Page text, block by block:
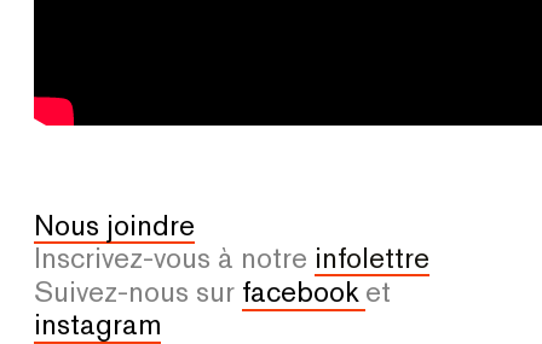
Nous joindre
Inscrivez-vous à notre infolettre
Suivez-nous sur facebook et
instagram